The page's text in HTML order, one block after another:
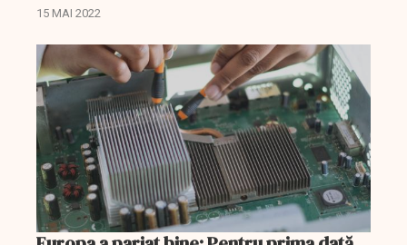
majorarea cu până la 20% a preţurilor cipurilor
15 MAI 2022